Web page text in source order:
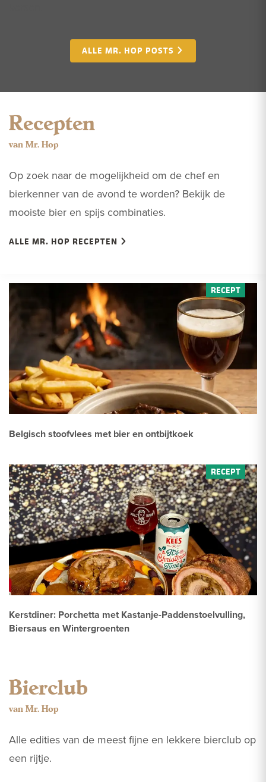
ALLE MR. HOP POSTS
Recepten
van Mr. Hop
Op zoek naar de mogelijkheid om de chef en
bierkenner van de avond te worden? Bekijk de
mooiste bier en spijs combinaties.
ALLE MR. HOP RECEPTEN
Belgisch stoofvlees met bier en ontbijtkoek
Kerstdiner: Porchetta met Kastanje-Paddenstoelvulling,
Biersaus en Wintergroenten
Bierclub
van Mr. Hop
Alle edities van de meest fijne en lekkere bierclub op
een rijtje.